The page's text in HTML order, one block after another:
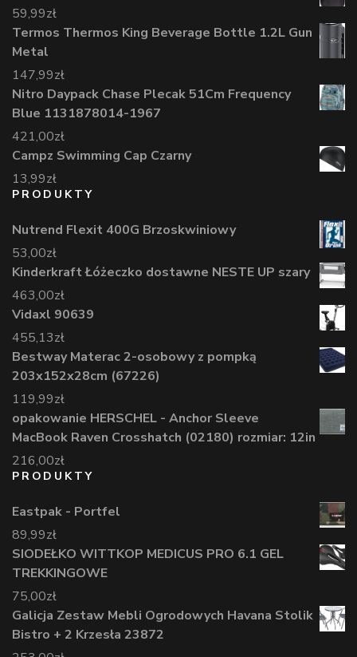
59,99zł
Termos Thermos King Beverage Bottle 1.2L Gun
Metal
147,99zł
Nitro Daypack Chase Plecak 51Cm Frequency
Blue 1131878014-1967
421,00zł
Campz Swimming Cap Czarny
13,99zł
PRODUKTY
Nutrend Flexit 400G Brzoskwiniowy
53,00zł
Kinderkraft Łóżeczko dostawne NESTE UP szary
463,00zł
Vidaxl 90639
455,13zł
Bestway Materac 2-osobowy z pompką
203x152x28cm (67226)
119,99zł
opakowanie HERSCHEL - Anchor Sleeve
MacBook Raven Crosshatch (02180) rozmiar: 12in
216,00zł
PRODUKTY
Eastpak - Portfel
89,99zł
SIODEŁKO WITTKOP MEDICUS PRO 6.1 GEL
TREKKINGOWE
75,00zł
Galicja Zestaw Mebli Ogrodowych Havana Stolik
Bistro + 2 Krzesła 23872